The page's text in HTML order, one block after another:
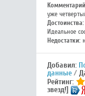
уже
Достоинства:
Идеальное
Недостатки:
Добавил:
данные
Рейтинг:
звезд!]